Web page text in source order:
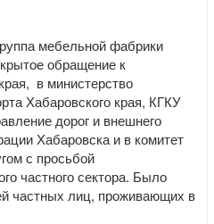
мебельной фабрики
обращение к
в министерство
Хабаровского края, КГКУ
дорог и внешнего
Хабаровска и в комитет
с просьбой
частного сектора. Было
частных лиц, проживающих в